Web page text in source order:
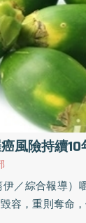
％，其次才是
以同儕為主，約
家人及朋友，是
致癌又成癮 檳
不含添加物，檳
榔鹼，長期嚼
10顆檳榔、持續
持續10年以上
年 經濟陷困境
們一起嚼檳榔、
頭有病變，幸
禍害不只危及
風險持續
伊／綜合報導
容，重則奪命